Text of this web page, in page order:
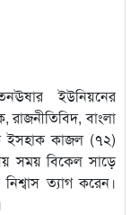
ইউনিয়নের
রাজনীতিবিদ, বাংলা
ইসহাক কাজল (৭২)
সময় বিকেল সাড়ে
ত্যাগ করেন।